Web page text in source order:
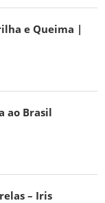
e Queima |
ao Brasil
– Iris